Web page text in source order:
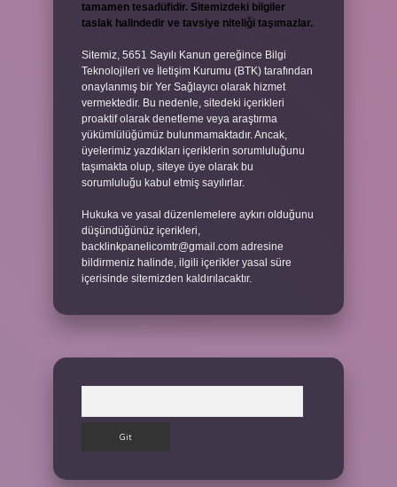
tamamen tesadüfidir. Sitemizdeki bilgiler
taslak halindedir ve tavsiye niteliği taşımazlar.
Sitemiz, 5651 Sayılı Kanun gereğince Bilgi
Teknolojileri ve İletişim Kurumu (BTK) tarafından
onaylanmış bir Yer Sağlayıcı olarak hizmet
vermektedir. Bu nedenle, sitedeki içerikleri
proaktif olarak denetleme veya araştırma
yükümlülüğümüz bulunmamaktadır. Ancak,
üyelerimiz yazdıkları içeriklerin sorumluluğunu
taşımakta olup, siteye üye olarak bu
sorumluluğu kabul etmiş sayılırlar.
Hukuka ve yasal düzenlemelere aykırı olduğunu
düşündüğünüz içerikleri,
backlinkpanelicomtr@gmail.com adresine
bildirmeniz halinde, ilgili içerikler yasal süre
içerisinde sitemizden kaldırılacaktır.